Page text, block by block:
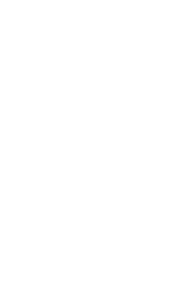
ノ、テギョンぺんが特